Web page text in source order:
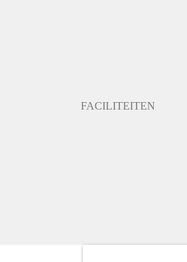
FACILITEITEN